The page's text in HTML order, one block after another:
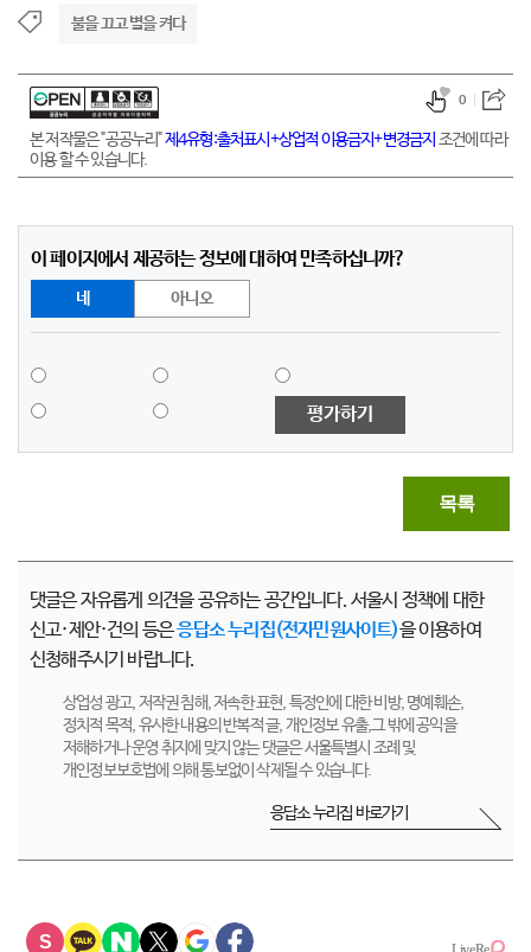
불을 끄고 별을 켜다
본 저작물은 "공공누리"제4유형:출처표시+상업적 이용금지+변경금지 조건에 따라
이용 할 수 있습니다.
0
이 페이지에서 제공하는 정보에 대하여 만족하십니까?
네 아니오
평가하기
목록
댓글은 자유롭게 의견을 공유하는 공간입니다. 서울시 정책에 대한
신고·제안·건의 등은응답소 누리집(전자민원사이트)을 이용하여
신청해주시기 바랍니다.
상업성 광고, 저작권 침해, 저속한 표현, 특정인에 대한 비방, 명예훼손,
정치적 목적, 유사한 내용의 반복적 글, 개인정보 유출,그 밖에 공익을
저해하거나 운영 취지에 맞지 않는 댓글은 서울특별시 조례 및
개인정보보호법에 의해 통보없이 삭제될 수 있습니다.
응답소 누리집 바로가기